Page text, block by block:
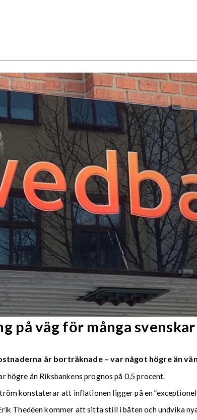
på väg för många svenskar
är borträknade – var något högre än
högre än Riksbankens prognos på 0,5 procent.
konstaterar att inflationen ligger på en
Thedéen kommer att sitta still i båten och undvika